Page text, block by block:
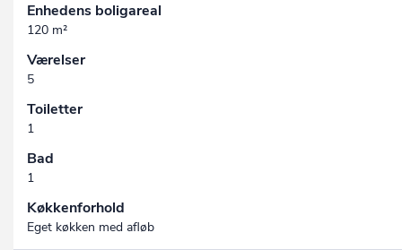
Enhedens boligareal
120 m²
Værelser
5
Toiletter
1
Bad
1
Køkkenforhold
Eget køkken med afløb